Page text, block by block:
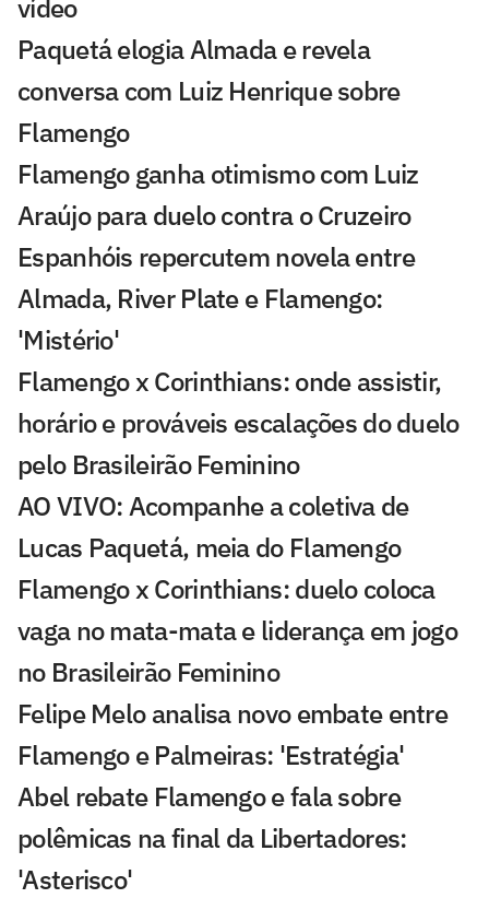
vídeo
Paquetá elogia Almada e revela
conversa com Luiz Henrique sobre
Flamengo
Flamengo ganha otimismo com Luiz
Araújo para duelo contra o Cruzeiro
Espanhóis repercutem novela entre
Almada, River Plate e Flamengo:
'Mistério'
Flamengo x Corinthians: onde assistir,
horário e prováveis escalações do duelo
pelo Brasileirão Feminino
AO VIVO: Acompanhe a coletiva de
Lucas Paquetá, meia do Flamengo
Flamengo x Corinthians: duelo coloca
vaga no mata-mata e liderança em jogo
no Brasileirão Feminino
Felipe Melo analisa novo embate entre
Flamengo e Palmeiras: 'Estratégia'
Abel rebate Flamengo e fala sobre
polêmicas na final da Libertadores:
'Asterisco'